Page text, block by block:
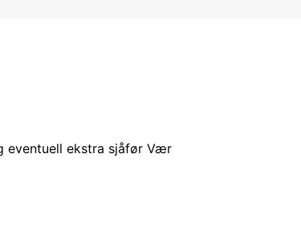
eventuell ekstra sjåfør Vær